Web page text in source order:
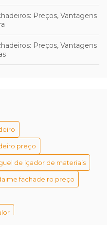
Preços, Vantagens
Preços, Vantagens
Preços,
Preços, Dicas e
Benefícios e Dicas para
Projeto
Eficazes para
preço
de içador de materiais
fachadeiro preço